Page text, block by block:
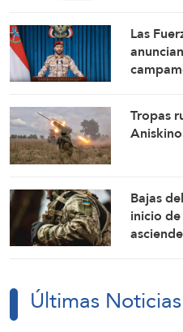
Las
asedio y
Tropas
Aniskino
Bajas
inicio
Últimas Noticias